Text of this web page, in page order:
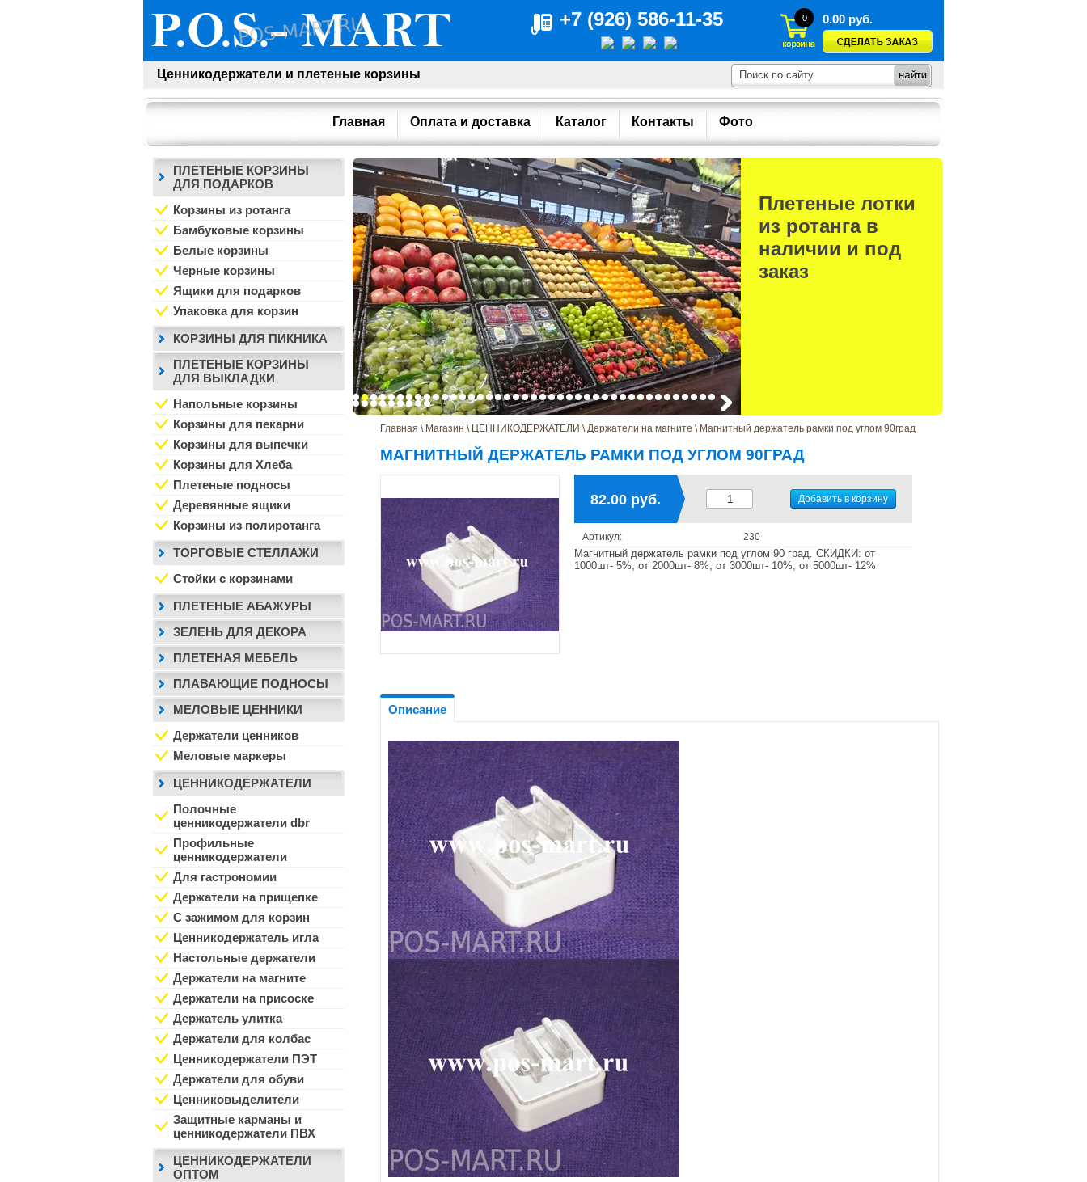
0 0.00 руб.
Ценникодержатели и плетеные корзины
Главная Оплата и доставка Каталог Контакты Фото
+7 (926) 586-11-35
Плетеные лотки
из ротанга в
наличии и под
заказ
Главная \ Магазин \ ЦЕННИКОДЕРЖАТЕЛИ \ Держатели на магните \ Магнитный держатель рамки под углом 90град
МАГНИТНЫЙ ДЕРЖАТЕЛЬ РАМКИ ПОД УГЛОМ 90ГРАД
82.00 руб.
Артикул: 230
Магнитный держатель рамки под углом 90 град. СКИДКИ: от
1000шт- 5%, от 2000шт- 8%, от 3000шт- 10%, от 5000шт- 12%
Описание
ПЛЕТЕНЫЕ КОРЗИНЫ
ДЛЯ ПОДАРКОВ
Корзины из ротанга
Бамбуковые корзины
Белые корзины
Черные корзины
Ящики для подарков
Упаковка для корзин
КОРЗИНЫ ДЛЯ ПИКНИКА
ПЛЕТЕНЫЕ КОРЗИНЫ
ДЛЯ ВЫКЛАДКИ
Напольные корзины
Корзины для пекарни
Корзины для выпечки
Корзины для Хлеба
Плетеные подносы
Деревянные ящики
Корзины из полиротанга
ТОРГОВЫЕ СТЕЛЛАЖИ
Стойки с корзинами
ПЛЕТЕНЫЕ АБАЖУРЫ
ЗЕЛЕНЬ ДЛЯ ДЕКОРА
ПЛЕТЕНАЯ МЕБЕЛЬ
ПЛАВАЮЩИЕ ПОДНОСЫ
МЕЛОВЫЕ ЦЕННИКИ
Держатели ценников
Меловые маркеры
ЦЕННИКОДЕРЖАТЕЛИ
Полочные
ценникодержатели dbr
Профильные
ценникодержатели
Для гастрономии
Держатели на прищепке
С зажимом для корзин
Ценникодержатель игла
Настольные держатели
Держатели на магните
Держатели на присоске
Держатель улитка
Держатели для колбас
Ценникодержатели ПЭТ
Держатели для обуви
Ценниковыделители
Защитные карманы и
ценникодержатели ПВХ
ЦЕННИКОДЕРЖАТЕЛИ
ОПТОМ